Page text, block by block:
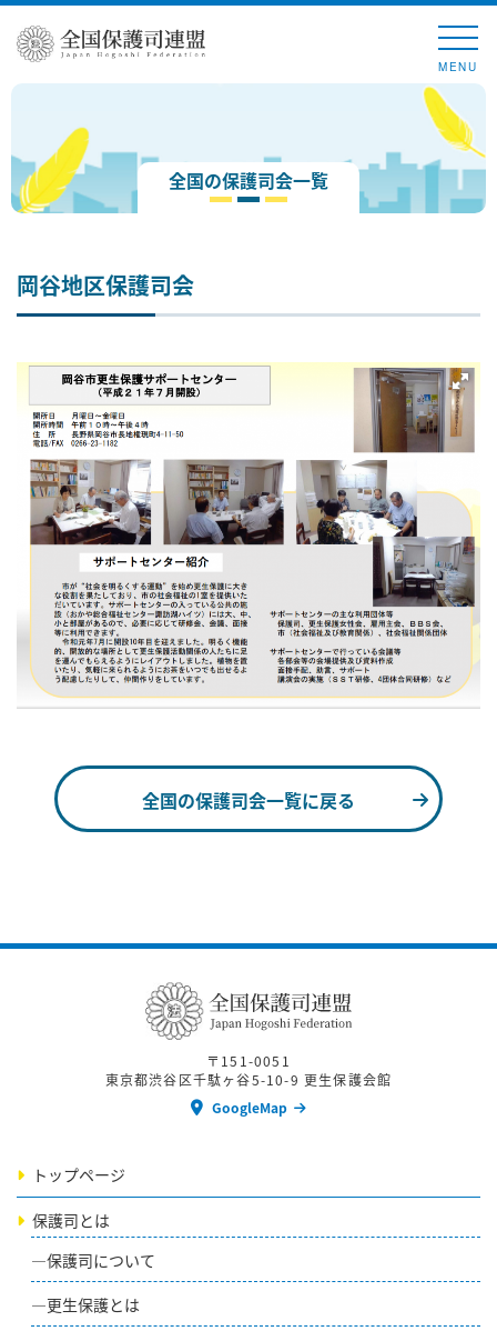
MENU
全国の保護司会一覧
岡谷地区保護司会
全国の保護司会一覧に戻る
〒151-0051
東京都渋谷区千駄ヶ谷5-10-9 更生保護会館
GoogleMap
トップページ
保護司とは
保護司について
更生保護とは